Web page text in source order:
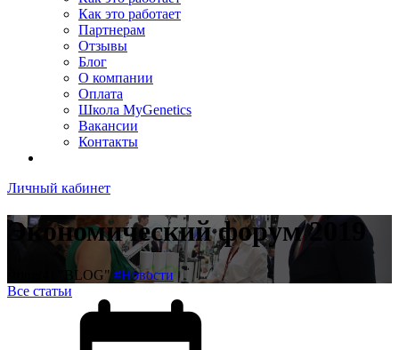
Как это работает
Партнерам
Отзывы
Блог
О компании
Оплата
Школа MyGenetics
Вакансии
Контакты
Личный кабинет
Экономический форум 2019
string(4) "BLOG"#Новости
Все статьи